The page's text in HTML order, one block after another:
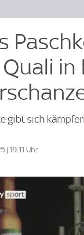
gibt sich
| 19:11 Uhr